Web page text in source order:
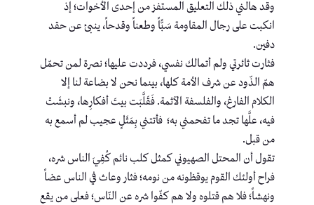
وقد هالني ذلك التعليق المستفز من إحدى الأخوات؛ إذ
انكبت على رجال المقاومة سَبًّاً وطعناً وقدحاً، ينبئ عن حقد
دفين.
فثارت ثائرتي ولم أتمالك نفسي، فرددت عليها؛ نصرة لمن تحمّل
همّ الذّود عن شرف الأمة كلها، بينما نحن لا بضاعة لنا إلا
الكلام الفارغ، والفلسفة الآثمة. فَقَلَّبَت بيتَ أفكارِها، ونبشَتْ
فيه، علَّها تجد ما تفحمني به؛ فأتتني بِمَثَلٍ عجيب لم أسمع به
من قبل.
تقول أن المحتل الصهيوني كمثل كلب نائم كُفِيَ الناس شره،
فراح أولئك القوم يوقظونه من نومه؛ فثار وعاث في الناس عضاً
ونهشاً؛ فلا هم قتلوه ولا هم كفّوا شره عن النّاس؛ فعلى من يقع